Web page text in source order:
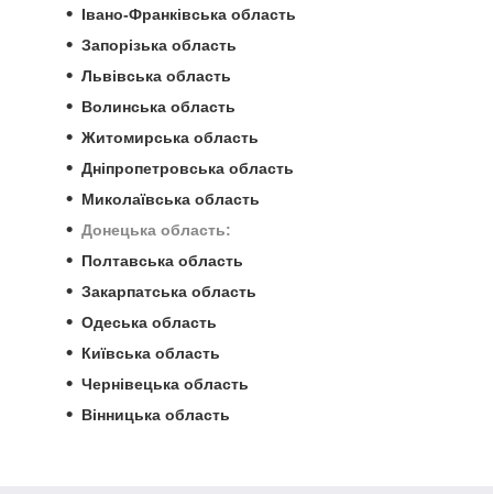
Івано-Франківська область
Запорізька область
Львівська область
Волинська область
Житомирська область
Дніпропетровська область
Миколаївська область
Донецька область:
Полтавська область
Закарпатська область
Одеська область
Київська область
Чернівецька область
Вінницька область